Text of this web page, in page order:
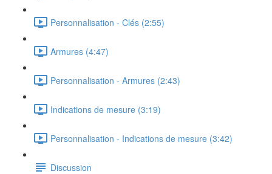
Personnalisation - Clés (2:55)
Armures (4:47)
Personnalisation - Armures (2:43)
Indications de mesure (3:19)
Personnalisation - Indications de mesure (3:42)
Discussion